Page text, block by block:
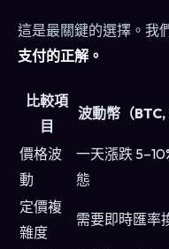
這是最關鍵的選擇。我
支付的正解。
比較項
目
波動幣（BTC,
價格波
動
一天漲跌
態
定價複
雜度
需要即時匯率